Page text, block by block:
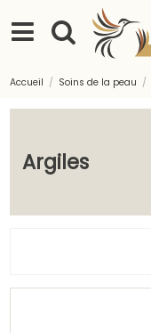
Accueil Soins de la peau
Argiles